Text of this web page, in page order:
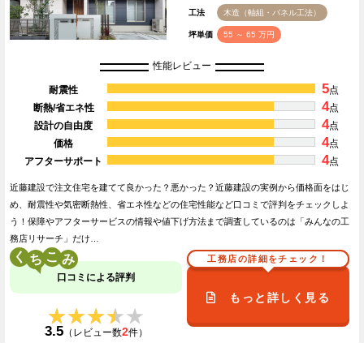
工法 木造（軸組・パネル工法）
坪単価 55 ～ 65 万円
性能レビュー
耐震性 5点
断熱/省エネ性
4点
設計の自由度
4点
価格
4点
アフターサポート
4点
近藤建設で注文住宅を建てて良かった？悪かった？近藤建設の実例から価格面をはじ
め、耐震性や気密断熱性、省エネ性などの住宅性能など口コミで評判をチェックしよ
う！保障やアフターサービスの情報や値下げ方法まで調査しているのは「みんなの工
務店リサーチ」だけ…
く こ
口コミによる評判
★★★★★
★★★★★
3.5（レビュー数2件）
工務店の詳細をチェック！
もっと詳しく見る